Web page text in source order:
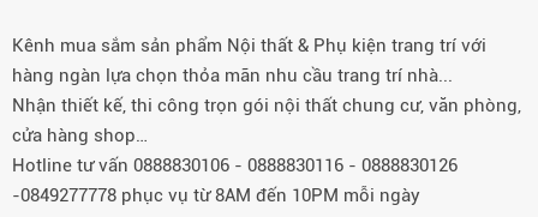
Kênh mua sắm sản phẩm Nội thất & Phụ kiện trang trí với
hàng ngàn lựa chọn thỏa mãn nhu cầu trang trí nhà...
Nhận thiết kế, thi công trọn gói nội thất chung cư, văn phòng,
cửa hàng shop…
Hotline tư vấn 0888830106 - 0888830116 - 0888830126
-0849277778 phục vụ từ 8AM đến 10PM mỗi ngày